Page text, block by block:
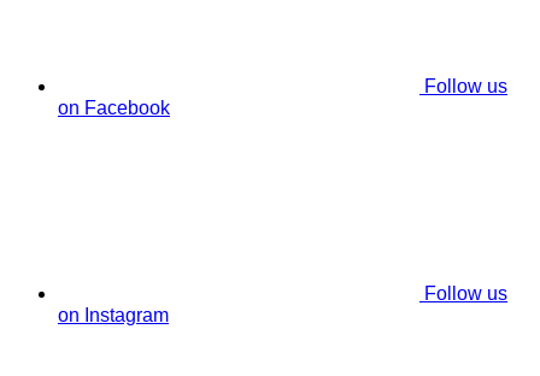
Follow us
on Facebook
Follow us
on Instagram